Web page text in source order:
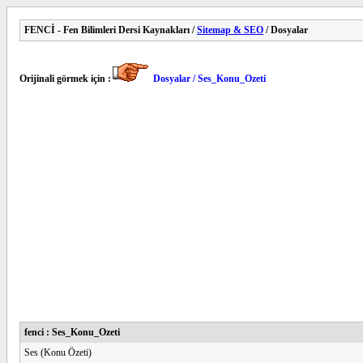
FENCİ - Fen Bilimleri Dersi Kaynakları /Sitemap & SEO / Dosyalar
Orijinali görmek için : Dosyalar / Ses_Konu_Ozeti
fenci : Ses_Konu_Ozeti
Ses (Konu Özeti)